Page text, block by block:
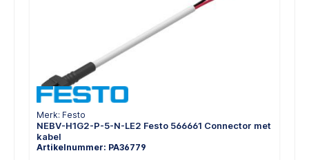
Merk: Festo
NEBV-H1G2-P-5-N-LE2 Festo 566661 Connector met
kabel
Artikelnummer: PA36779